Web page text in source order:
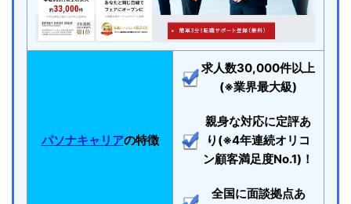
パソナキャリアの特徴
求人数30,000件以上
(※業界最大級)
親身な対応に定評あ
り(※4年連続オリコ
ン顧客満足度No.1)！
全国に面談拠点あ